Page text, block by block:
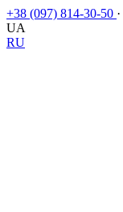
+38 (097) 814-30-50 ·
UA
RU